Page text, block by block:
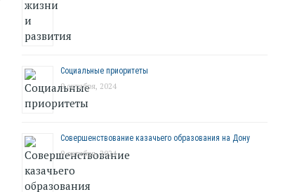
Социальные приоритеты
9 октября, 2024
Совершенствование казачьего образования на Дону
9 октября, 2024